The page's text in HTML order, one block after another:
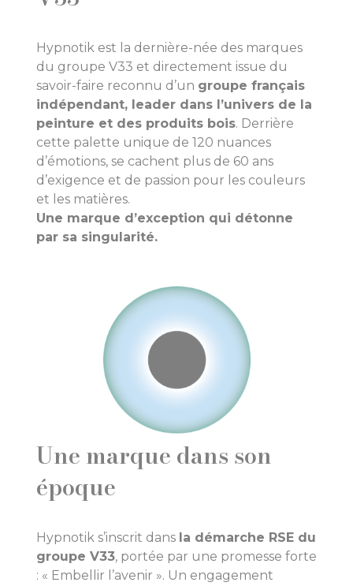
Hypnotik est la dernière-née des marques
du groupe V33 et directement issue du
savoir-faire reconnu d’un groupe français
indépendant, leader dans l’univers de la
peinture et des produits bois. Derrière
cette palette unique de 120 nuances
d’émotions, se cachent plus de 60 ans
d’exigence et de passion pour les couleurs
et les matières.
Une marque d’exception qui détonne
par sa singularité.
Une marque dans son
époque
Hypnotik s’inscrit dans la démarche RSE du
groupe V33, portée par une promesse forte
: « Embellir l’avenir ». Un engagement